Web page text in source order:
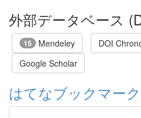
外部データベース
15 Mendeley
DOI
Google Scholar
はてなブックマーク